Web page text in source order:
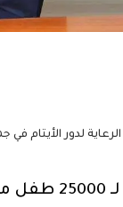
متنقلة لتقديم الرعاية